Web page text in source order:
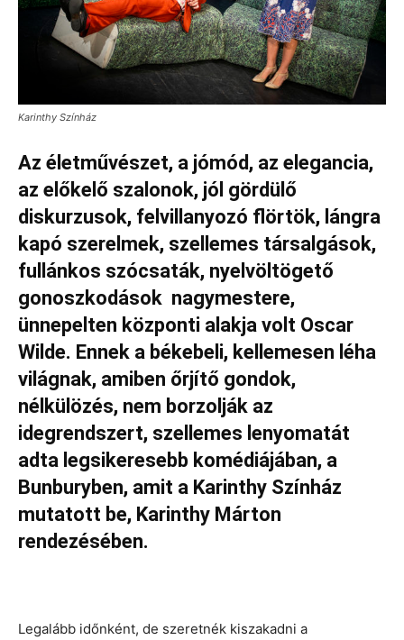
Karinthy Színház
Az életművészet, a jómód, az elegancia,
az előkelő szalonok, jól gördülő
diskurzusok, felvillanyozó flörtök, lángra
kapó szerelmek, szellemes társalgások,
fullánkos szócsaták, nyelvöltögető
gonoszkodások nagymestere,
ünnepelten központi alakja volt Oscar
Wilde. Ennek a békebeli, kellemesen léha
világnak, amiben őrjítő gondok,
nélkülözés, nem borzolják az
idegrendszert, szellemes lenyomatát
adta legsikeresebb komédiájában, a
Bunburyben, amit a Karinthy Színház
mutatott be, Karinthy Márton
rendezésében.
Legalább időnként, de szeretnék kiszakadni a